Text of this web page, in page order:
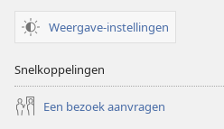
Weergave-instellingen
Snelkoppelingen
Een bezoek aanvragen